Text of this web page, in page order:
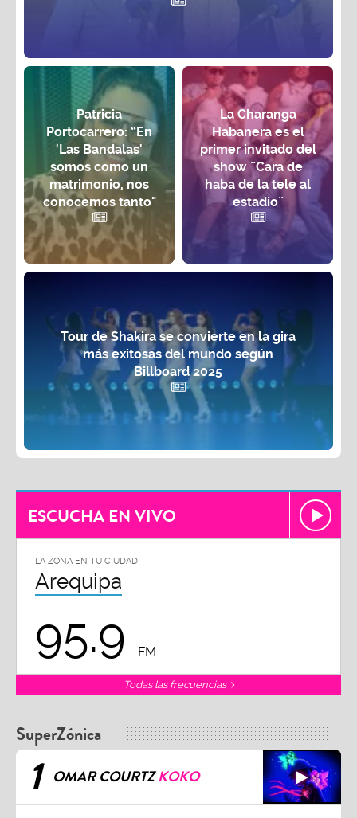
Patricia
Portocarrero: “En
'Las Bandalas'
somos como un
matrimonio, nos
conocemos tanto"
La Charanga
Habanera es el
primer invitado del
show ¨Cara de
haba de la tele al
estadio¨
Tour de Shakira se convierte en la gira
más exitosas del mundo según
Billboard 2025
ESCUCHA EN VIVO
LA ZONA EN TU CIUDAD
Arequipa
95.9 FM
Todas las frecuencias
SuperZónica
1 OMAR COURTZKOKO